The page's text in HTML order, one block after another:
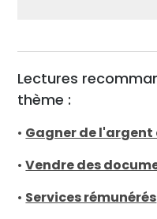
Lectures
thème :
• Gagner de l'argent
•Vendre des
• Services rémunérés